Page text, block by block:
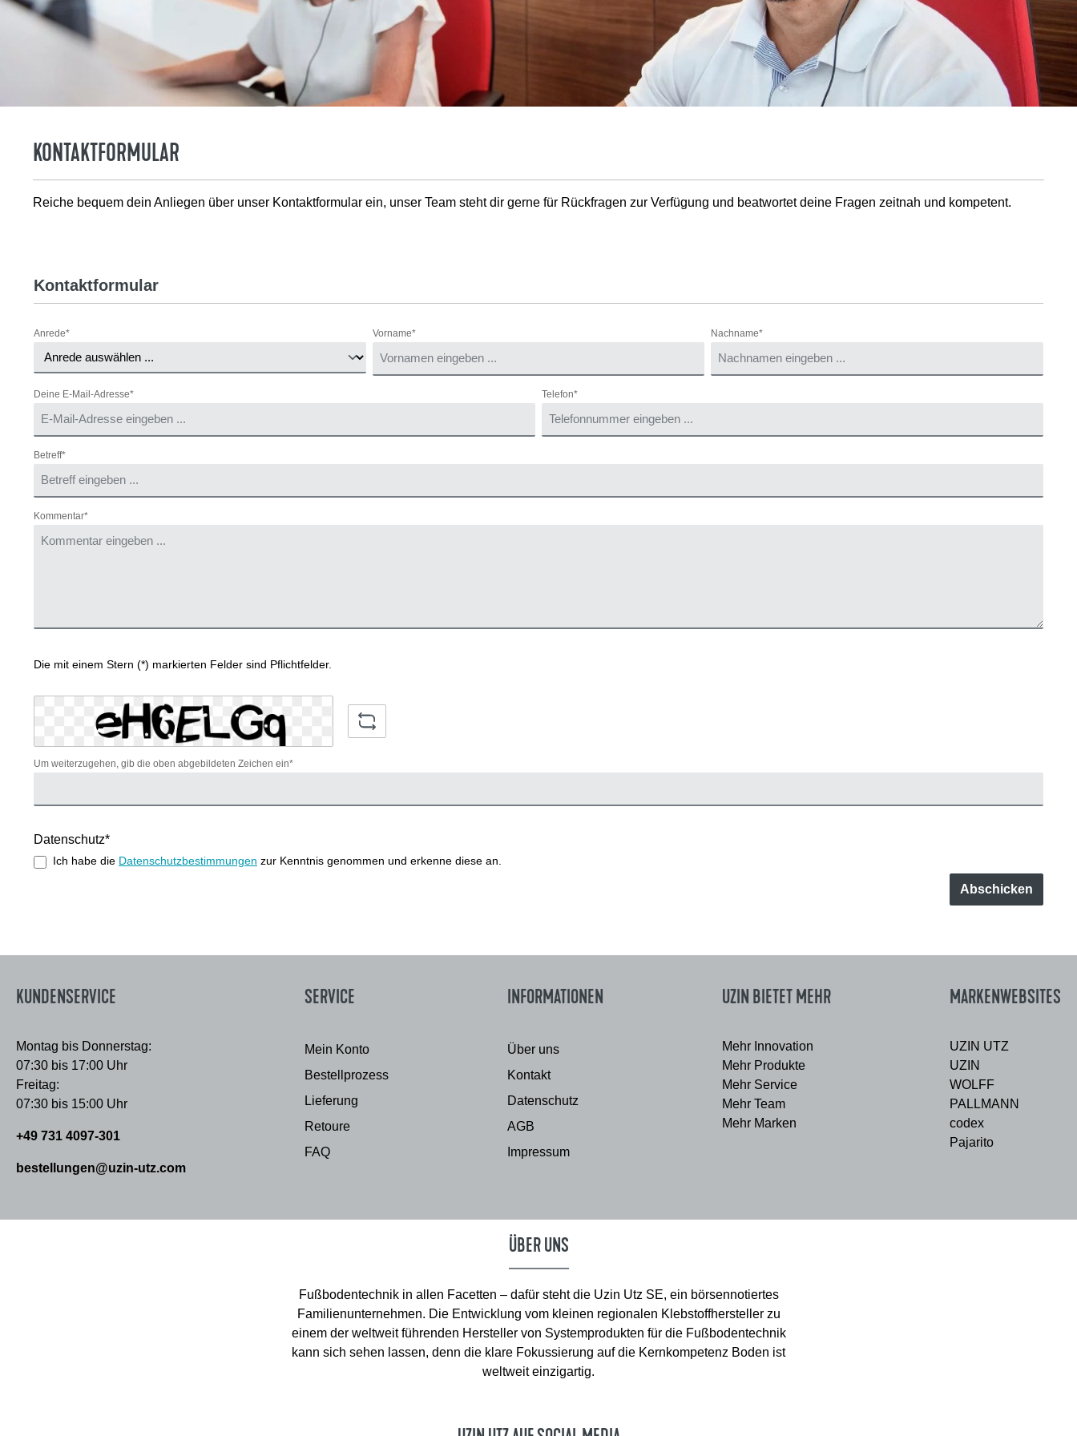
KONTAKTFORMULAR
Reiche bequem dein Anliegen über unser Kontaktformular ein, unser Team steht dir gerne für Rückfragen zur Verfügung und beatwortet deine Fragen zeitnah und kompetent.
Kontaktformular
Anrede* Vorname* Nachname*
Deine E-Mail-Adresse* Telefon*
Betreff*
Kommentar*
Die mit einem Stern (*) markierten Felder sind Pflichtfelder.
Um weiterzugehen, gib die oben abgebildeten Zeichen ein*
Datenschutz*
Ich habe die Datenschutzbestimmungen zur Kenntnis genommen und erkenne diese an.
Abschicken
KUNDENSERVICE
Montag bis Donnerstag:
07:30 bis 17:00 Uhr
Freitag:
07:30 bis 15:00 Uhr
+49 731 4097-301
bestellungen@uzin-utz.com
SERVICE
Mein Konto
Bestellprozess
Lieferung
Retoure
FAQ
INFORMATIONEN
Über uns
Kontakt
Datenschutz
AGB
Impressum
UZIN BIETET MEHR
Mehr Innovation
Mehr Produkte
Mehr Service
Mehr Team
Mehr Marken
MARKENWEBSITES
UZIN UTZ
UZIN
WOLFF
PALLMANN
codex
Pajarito
ÜBER UNS
Fußbodentechnik in allen Facetten – dafür steht die Uzin Utz SE, ein börsennotiertes
Familienunternehmen. Die Entwicklung vom kleinen regionalen Klebstoffhersteller zu
einem der weltweit führenden Hersteller von Systemprodukten für die Fußbodentechnik
kann sich sehen lassen, denn die klare Fokussierung auf die Kernkompetenz Boden ist
weltweit einzigartig.